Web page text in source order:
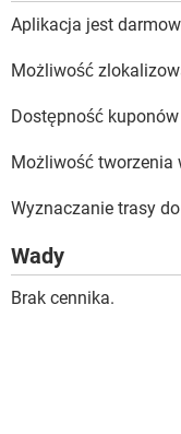
Aplikacja jest
Możliwość
Dostępność
Możliwość tworzenia
Wyznaczanie trasy
Wady
Brak cennika.